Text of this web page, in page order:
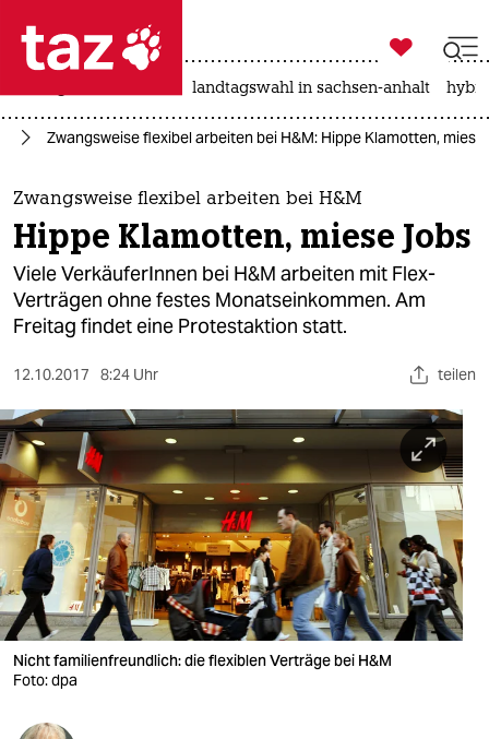
 taz zahl ich
taz zahl ich
themen
politik
öko
gesellschaft
sport
berlin
nord
wahrheit
verlag
verlag
veranstaltungen

taz zahl ich
landtagswahl in sachsen-anhalt
Zwangsweise flexibel arbeiten bei H&M: Hippe Klamotten, miese
Zwangsweise flexibel arbeiten bei H&M
Hippe Klamotten, miese Jobs
Viele VerkäuferInnen bei H&M arbeiten mit Flex-
Verträgen ohne festes Monatseinkommen. Am
Freitag findet eine Protestaktion statt.
12.10.2017 8:24 Uhr teilen
Nicht familienfreundlich: die flexiblen Verträge bei H&M
Foto: dpa